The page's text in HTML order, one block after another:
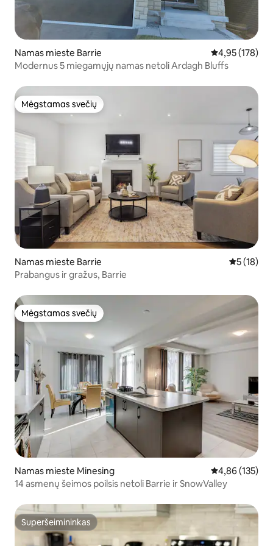
Namas mieste Barrie Vidutinis
4,95 (178)
Modernus 5 miegamųjų namas netoli Ardagh Bluffs
Mėgstamas svečių
Mėgstamas svečių
Namas mieste Barrie Vidutinis
5 (18)
Prabangus ir gražus, Barrie
Mėgstamas svečių
Mėgstamas svečių
Namas mieste Minesing Vidutinis
4,86 (135)
14 asmenų šeimos poilsis netoli Barrie ir SnowValley
Superšeimininkas
Superšeimininkas